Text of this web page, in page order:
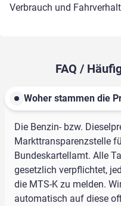
Verbrauch und
FAQ /
Woher stammen die
Die Benzin- bzw.
Markttransparenzstelle
Bundeskartellamt. Alle
gesetzlich verpflichtet,
die MTS-K zu melden.
automatisch auf diese